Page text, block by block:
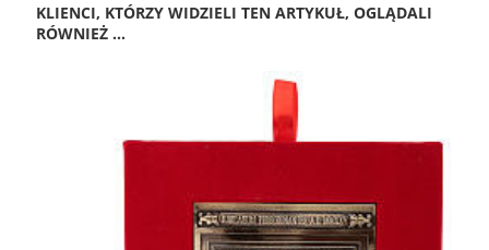
KLIENCI, KTÓRZY WIDZIELI TEN ARTYKUŁ, OGLĄDALI
RÓWNIEŻ ...